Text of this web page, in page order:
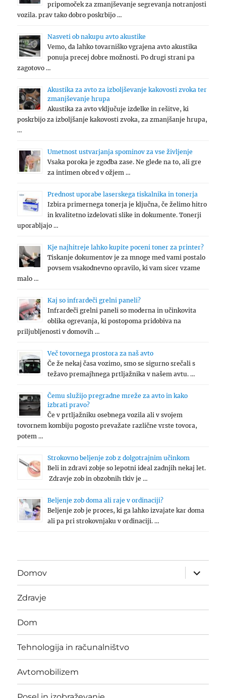
pripomoček za zmanjševanje segrevanja notranjosti
vozila. prav tako dobro poskrbijo …
Nasveti ob nakupu avto akustike
Vemo, da lahko tovarniško vgrajena avto akustika
ponuja precej dobre možnosti. Po drugi strani pa
zagotovo …
Akustika za avto za izboljševanje kakovosti zvoka ter
zmanjševanje hrupa
Akustika za avto vključuje izdelke in rešitve, ki
poskrbijo za izboljšanje kakovosti zvoka, za zmanjšanje hrupa,
…
Umetnost ustvarjanja spominov za vse življenje
Vsaka poroka je zgodba zase. Ne glede na to, ali gre
za intimen obred v ožjem …
Prednost uporabe laserskega tiskalnika in tonerja
Izbira primernega tonerja je ključna, če želimo hitro
in kvalitetno izdelovati slike in dokumente. Tonerji
uporabljajo …
Kje najhitreje lahko kupite poceni toner za printer?
Tiskanje dokumentov je za mnoge med vami postalo
povsem vsakodnevno opravilo, ki vam sicer vzame
malo …
Kaj so infrardeči grelni paneli?
Infrardeči grelni paneli so moderna in učinkovita
oblika ogrevanja, ki postopoma pridobiva na
priljubljenosti v domovih …
Več tovornega prostora za naš avto
Če že nekaj časa vozimo, smo se sigurno srečali s
težavo premajhnega prtljažnika v našem avtu. …
Čemu služijo pregradne mreže za avto in kako
izbrati pravo?
Če v prtljažniku osebnega vozila ali v svojem
tovornem kombiju pogosto prevažate različne vrste tovora,
potem …
Strokovno beljenje zob z dolgotrajnim učinkom
Beli in zdravi zobje so lepotni ideal zadnjih nekaj let.
Zdravje zob in obzobnih tkiv je …
Beljenje zob doma ali raje v ordinaciji?
Beljenje zob je proces, ki ga lahko izvajate kar doma
ali pa pri strokovnjaku v ordinaciji. …
Domov
expand
child
menu
Zdravje
Dom
Tehnologija in računalništvo
Avtomobilizem